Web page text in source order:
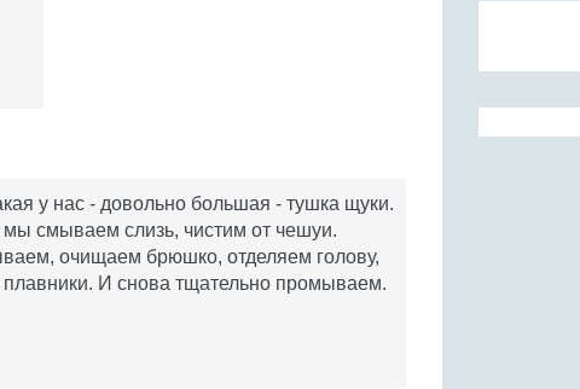
у нас - довольно большая - тушка щуки.
смываем слизь, чистим от чешуи.
очищаем брюшко, отделяем голову,
плавники. И снова тщательно промываем.